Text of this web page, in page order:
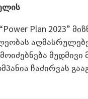
Plan 2023”
ჩაძირვას